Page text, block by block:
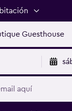
Guesthouse